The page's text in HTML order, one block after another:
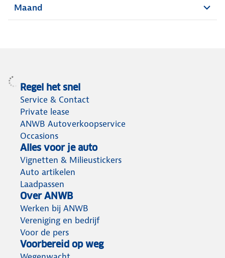
Maand
Regel het snel
Service & Contact
Private lease
ANWB Autoverkoopservice
Occasions
Alles voor je auto
Vignetten & Milieustickers
Auto artikelen
Laadpassen
Over ANWB
Werken bij ANWB
Vereniging en bedrijf
Voor de pers
Voorbereid op weg